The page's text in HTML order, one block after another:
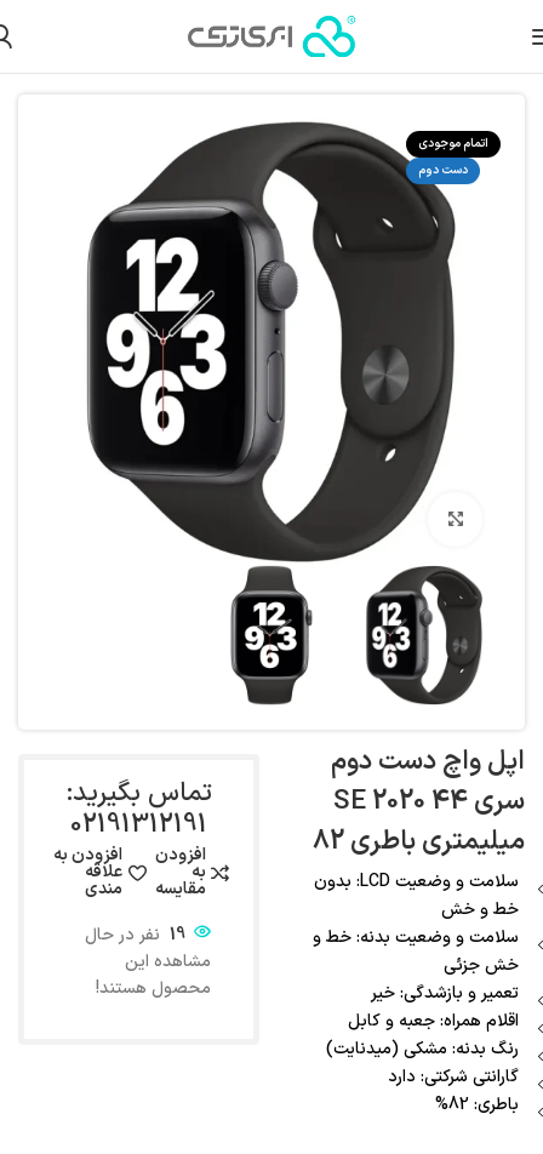
محصولات دست دوم ساعت هوشمند دست دوم
اتمام موجودی
دست دوم
بزرگنمایی تصویر
اپل واچ دست دوم
سری SE 2020 44
میلیمتری باطری 82
سلامت و وضعیت LCD: بدون
خط و خش
سلامت و وضعیت بدنه: خط و
خش جزئی
تعمیر و بازشدگی: خیر
اقلام همراه: جعبه و کابل
رنگ بدنه: مشکی (میدنایت)
گارانتی شرکتی: دارد
باطری: 82%
تماس بگیرید:
02191312191
افزودن
به
مقایسه
افزودن به
علاقه
مندی
19 نفر در حال
مشاهده این
محصول هستند!